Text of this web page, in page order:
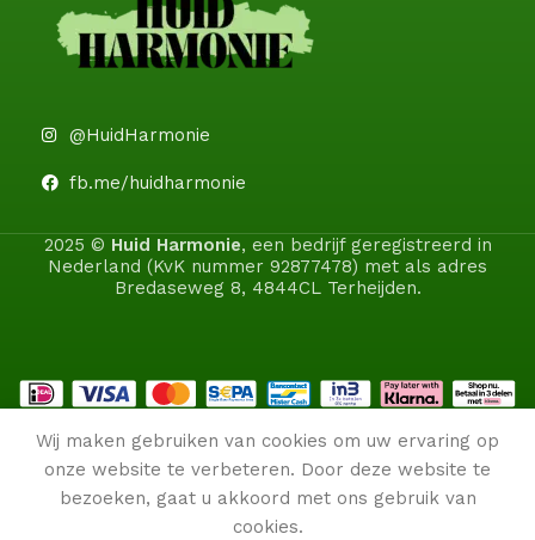
@HuidHarmonie
fb.me/huidharmonie
2025 © Huid Harmonie, een bedrijf geregistreerd in
Nederland (KvK nummer 92877478) met als adres
Bredaseweg 8, 4844CL Terheijden.
Wij maken gebruiken van cookies om uw ervaring op
onze website te verbeteren. Door deze website te
bezoeken, gaat u akkoord met ons gebruik van
cookies.